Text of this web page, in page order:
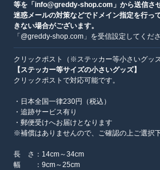
等を「info@greddy-shop.com」から送信さ
迷惑メールの対策などでドメイン指定を行っ
きない場合がございます。
「@greddy-shop.com」を受信設定してくださ
クリックポスト（※ステッカー等小さいグッズ
【ステッカー等サイズの小さいグッズ】
クリックポストで対応可能です。
・日本全国一律230円（税込）
・追跡サービス有り
・郵便受けへお届けとなります
※補償はありませんので、ご確認の上ご選択
長 さ：14cm～34cm
幅 ：9cm～25cm